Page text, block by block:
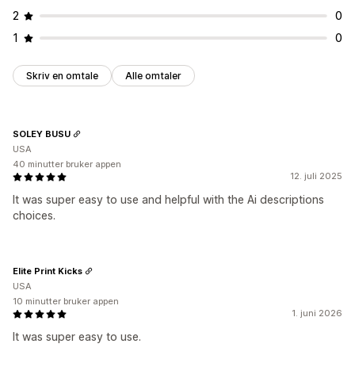
2
0
1
0
Skriv en omtale Alle omtaler
12. juli 2025
It was super easy to use and helpful with the Ai descriptions
choices.
SOLEY BUSU
USA
40 minutter bruker appen
1. juni 2026
It was super easy to use.
Elite Print Kicks
USA
10 minutter bruker appen